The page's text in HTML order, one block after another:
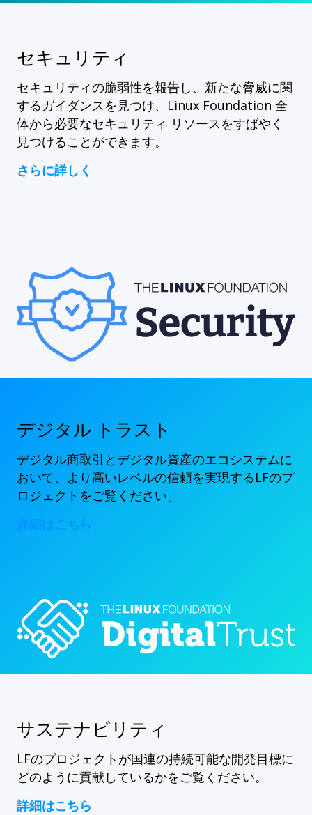
セキュリティ
セキュリティの脆弱性を報告し、新たな脅威に関
するガイダンスを見つけ、Linux Foundation 全
体から必要なセキュリティ リソースをすばやく
見つけることができます。
さらに詳しく
デジタル トラスト
デジタル商取引とデジタル資産のエコシステムに
おいて、より高いレベルの信頼を実現するLFのプ
ロジェクトをご覧ください。
詳細はこちら
サステナビリティ
LFのプロジェクトが国連の持続可能な開発目標に
どのように貢献しているかをご覧ください。
詳細はこちら